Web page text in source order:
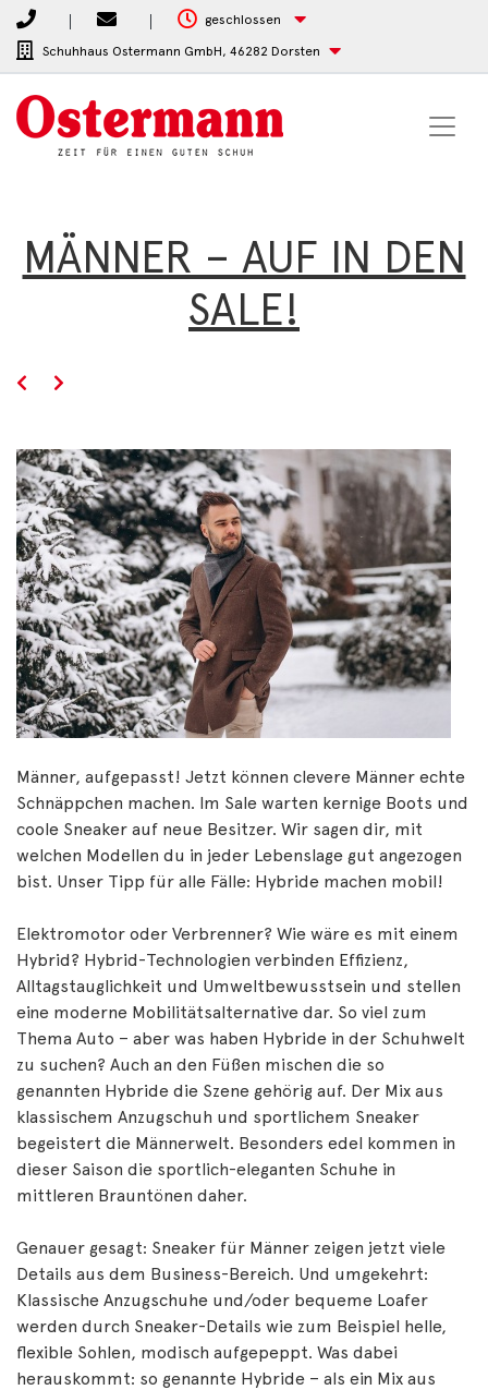
geschlossen
Schuhhaus Ostermann GmbH, 46282 Dorsten
MÄNNER – AUF IN DEN
SALE!
Männer, aufgepasst! Jetzt können clevere Männer echte
Schnäppchen machen. Im Sale warten kernige Boots und
coole Sneaker auf neue Besitzer. Wir sagen dir, mit
welchen Modellen du in jeder Lebenslage gut angezogen
bist. Unser Tipp für alle Fälle: Hybride machen mobil!
Elektromotor oder Verbrenner? Wie wäre es mit einem
Hybrid? Hybrid-Technologien verbinden Effizienz,
Alltagstauglichkeit und Umwelt­bewusstsein und stellen
eine moderne Mobilitäts­alternative dar. So viel zum
Thema Auto – aber was haben Hybride in der Schuhwelt
zu suchen? Auch an den Füßen mischen die so
genannten Hybride die Szene gehörig auf. Der Mix aus
klassischem Anzugschuh und sportlichem Sneaker
begeistert die Männerwelt. Besonders edel kommen in
dieser Saison die sportlich-eleganten Schuhe in
mittleren Brauntönen daher.
Genauer gesagt: Sneaker für Männer zeigen jetzt viele
Details aus dem Business-Bereich. Und umgekehrt:
Klassische Anzugschuhe und/oder bequeme Loafer
werden durch Sneaker-Details wie zum Beispiel helle,
flexible Sohlen, modisch aufgepeppt. Was dabei
herauskommt: so genannte Hybride – als ein Mix aus